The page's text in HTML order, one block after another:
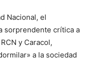
Nacional, el
sorprendente crítica a
y Caracol,
a la sociedad